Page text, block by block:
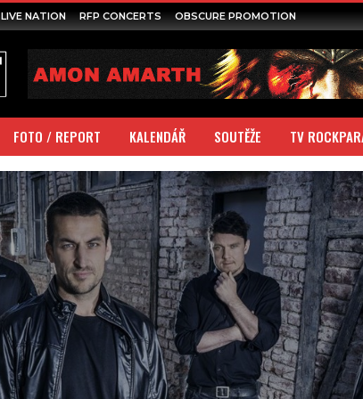
LIVE NATION RFP CONCERTS OBSCURE PROMOTION
FOTO / REPORT KALENDÁŘ SOUTĚŽE TV